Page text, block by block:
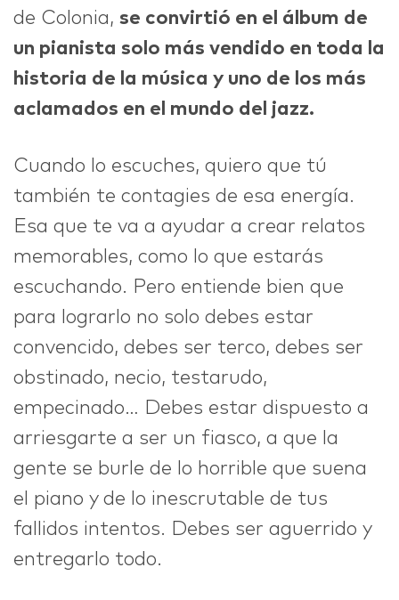
de Colonia, se convirtió en el álbum de
un pianista solo más vendido en toda la
historia de la música y uno de los más
aclamados en el mundo del jazz.
Cuando lo escuches, quiero que tú
también te contagies de esa energía.
Esa que te va a ayudar a crear relatos
memorables, como lo que estarás
escuchando. Pero entiende bien que
para lograrlo no solo debes estar
convencido, debes ser terco, debes ser
obstinado, necio, testarudo,
empecinado… Debes estar dispuesto a
arriesgarte a ser un fiasco, a que la
gente se burle de lo horrible que suena
el piano y de lo inescrutable de tus
fallidos intentos. Debes ser aguerrido y
entregarlo todo.